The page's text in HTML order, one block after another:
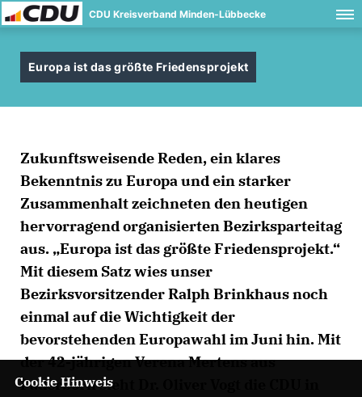
CDU Kreisverband Minden-Lübbecke
Europa ist das größte Friedensprojekt
Zukunftsweisende Reden, ein klares
Bekenntnis zu Europa und ein starker
Zusammenhalt zeichneten den heutigen
hervorragend organisierten Bezirksparteitag
aus. „Europa ist das größte Friedensprojekt.“
Mit diesem Satz wies unser
Bezirksvorsitzender Ralph Brinkhaus noch
einmal auf die Wichtigkeit der
bevorstehenden Europawahl im Juni hin. Mit
der 42-jährigen Verena Mertens aus
Paderborn sieht Dr. Oliver Vogt die CDU in
Cookie Hinweis